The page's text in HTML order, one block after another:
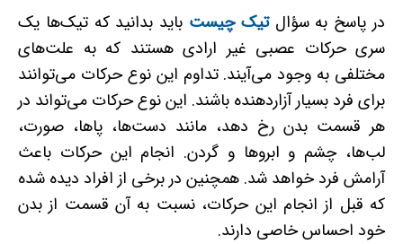
در پاسخ به سؤالتیکچیست باید بدانید که تیک‌ها یک
سری حرکات عصبی غیر ارادی هستند که به علت‌های
مختلفی به وجود می‌آیند. تداوم این نوع حرکات می‌توانند
برای فرد بسیار آزاردهنده باشند. این نوع حرکات می‌تواند در
هر قسمت بدن رخ دهد، مانند دست‌ها، پاها، صورت،
لب‌ها، چشم و ابروها و گردن. انجام این حرکات باعث
آرامش فرد خواهد شد. همچنین در برخی از افراد دیده شده
که قبل از انجام این حرکات، نسبت به آن قسمت از بدن
خود احساس خاصی دارند.